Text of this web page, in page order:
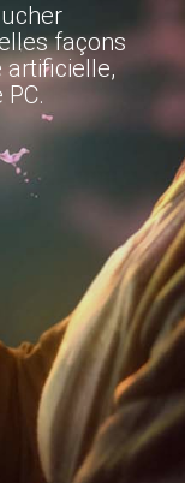
façons
artificielle,